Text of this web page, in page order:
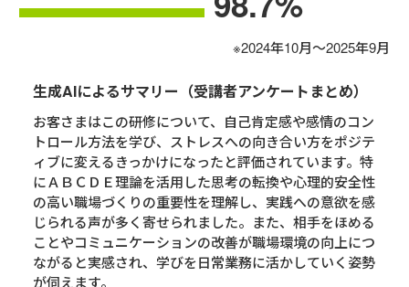
※2024年10月～2025年9月
生成AIによるサマリー（受講者アンケートまとめ）
お客さまはこの研修について、自己肯定感や感情のコン
トロール方法を学び、ストレスへの向き合い方をポジテ
ィブに変えるきっかけになったと評価されています。特
にＡＢＣＤＥ理論を活用した思考の転換や心理的安全性
の高い職場づくりの重要性を理解し、実践への意欲を感
じられる声が多く寄せられました。また、相手をほめる
ことやコミュニケーションの改善が職場環境の向上につ
ながると実感され、学びを日常業務に活かしていく姿勢
が伺えます。